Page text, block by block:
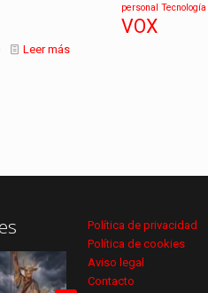
Leer más
personal Tecnología
VOX
Política de privacidad
Política de cookies
Aviso legal
Contacto